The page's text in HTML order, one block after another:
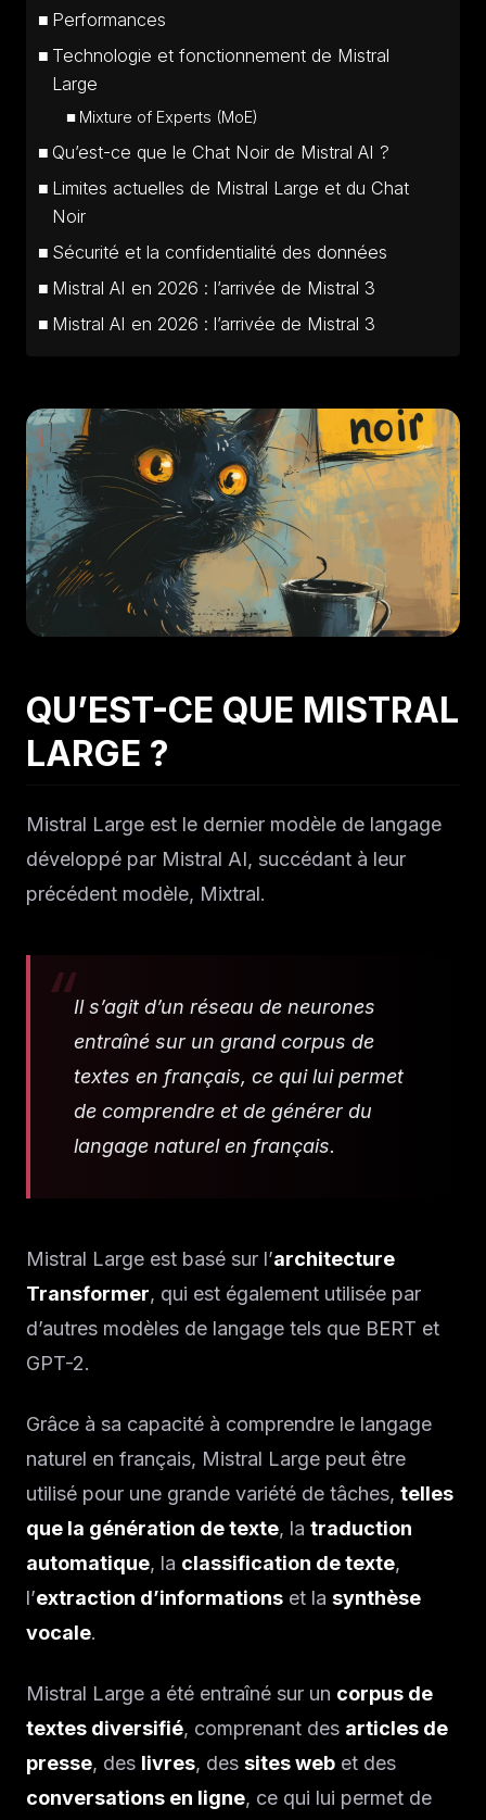
Performances
Technologie et fonctionnement de Mistral
Large
Mixture of Experts (MoE)
Qu’est-ce que le Chat Noir de Mistral AI ?
Limites actuelles de Mistral Large et du Chat
Noir
Sécurité et la confidentialité des données
Mistral AI en 2026 : l’arrivée de Mistral 3
Mistral AI en 2026 : l’arrivée de Mistral 3
QU’EST-CE QUE MISTRAL
LARGE ?
Mistral Large est le dernier modèle de langage
développé par Mistral AI, succédant à leur
précédent modèle, Mixtral.
Il s’agit d’un réseau de neurones
entraîné sur un grand corpus de
textes en français, ce qui lui permet
de comprendre et de générer du
langage naturel en français.
Mistral Large est basé sur l’architecture
Transformer, qui est également utilisée par
d’autres modèles de langage tels que BERT et
GPT-2.
Grâce à sa capacité à comprendre le langage
naturel en français, Mistral Large peut être
utilisé pour une grande variété de tâches, telles
que la génération de texte, la traduction
automatique, la classification de texte,
l’extraction d’informations et la synthèse
vocale.
Mistral Large a été entraîné sur un corpus de
textes diversifié, comprenant des articles de
presse, des livres, des sites web et des
conversations en ligne, ce qui lui permet de